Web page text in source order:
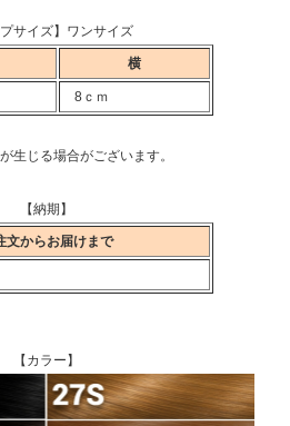
プサイズ】ワンサイズ
横
8ｃｍ
生じる場合がございます。
【納期】
文からお届けまで
【カラー】